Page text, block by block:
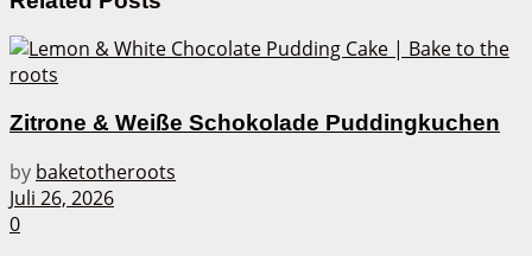
Zitrone & Weiße Schokolade Puddingkuchen
by baketotheroots
Juli 26, 2026
0